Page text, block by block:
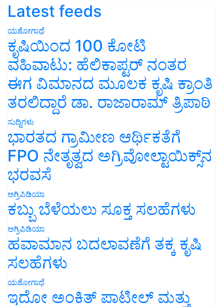
Latest feeds
ಯಶೋಗಾಥೆ
ಕೃಷಿಯಿಂದ 100 ಕೋಟಿ
ವಹಿವಾಟು: ಹೆಲಿಕಾಪ್ಟರ್ ನಂತರ
ಈಗ ವಿಮಾನದ ಮೂಲಕ ಕೃಷಿ ಕ್ರಾಂತಿ
ತರಲಿದ್ದಾರೆ ಡಾ. ರಾಜಾರಾಮ್ ತ್ರಿಪಾಠಿ
ಸುದ್ದಿಗಳು
ಭಾರತದ ಗ್ರಾಮೀಣ ಆರ್ಥಿಕತೆಗೆ
FPO ನೇತೃತ್ವದ ಅಗ್ರಿವೋಲ್ಟಾಯಿಕ್ಸ್‌ನ
ಭರವಸೆ
ಅಗ್ರಿಪಿಡಿಯಾ
ಕಬ್ಬು ಬೆಳೆಯಲು ಸೂಕ್ತ ಸಲಹೆಗಳು
ಅಗ್ರಿಪಿಡಿಯಾ
ಹವಾಮಾನ ಬದಲಾವಣೆಗೆ ತಕ್ಕ ಕೃಷಿ
ಸಲಹೆಗಳು
ಯಶೋಗಾಥೆ
ಇದೋ ಅಂಕಿತ್ ಪಾಟೀಲ್ ಮತ್ತು